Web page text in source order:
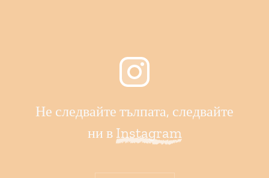
Не следвайте тълпата, следвайте
ни в Instagram